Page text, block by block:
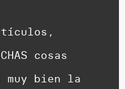
cosas
muy bien la